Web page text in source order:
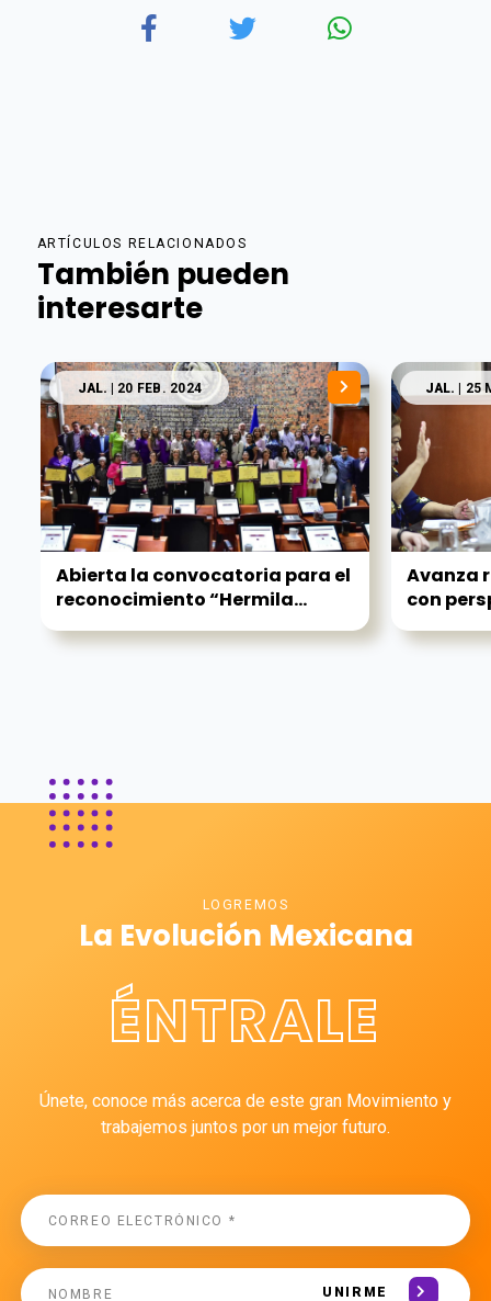
ARTÍCULOS RELACIONADOS
También pueden
interesarte
JAL. | 20 FEB. 2024
Abierta la convocatoria para el
reconocimiento “Hermila...
JAL. | 25
Avanza
con
LOGREMOS
La Evolución Mexicana
ÉNTRALE
Únete, conoce más acerca de este gran Movimiento y
trabajemos juntos por un mejor futuro.
UNIRME